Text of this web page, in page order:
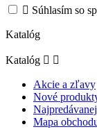
 Súhlasím so
Katalóg
Katalóg  
Akcie a zľavy
Nové
Mapa